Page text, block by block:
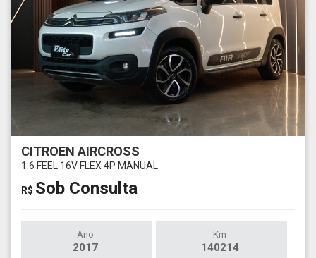
CITROEN AIRCROSS
1.6 FEEL 16V FLEX 4P MANUAL
R$ Sob Consulta
Ano
2017
Km
140214